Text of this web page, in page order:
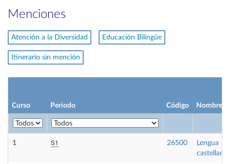
Menciones
Atención a la Diversidad Educación Bilingüe
Itinerario sin mención
Curso Periodo Código Nombre
1 S1 26500
Lengua
castellana